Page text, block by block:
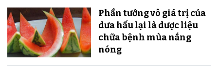
Phần tưởng vô giá trị của
dưa hấu lại là dược liệu
chữa bệnh mùa nắng
nóng